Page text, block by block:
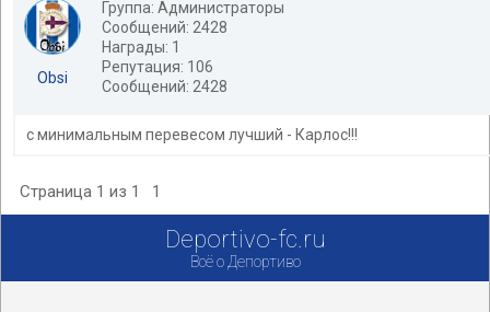
Obsi
Группа: Администраторы
Сообщений: 2428
Награды: 1
Репутация: 106
Сообщений: 2428
с минимальным перевесом лучший - Карлос!!!
Страница 1 из 1 1
Deportivo-fc.ru
Всё о Депортиво